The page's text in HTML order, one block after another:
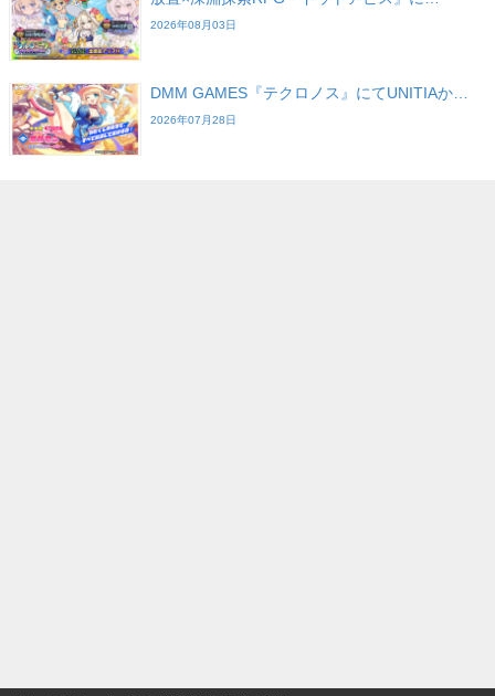
2026年08月03日
DMM GAMES『テクロノス』にてUNITIAか…
2026年07月28日